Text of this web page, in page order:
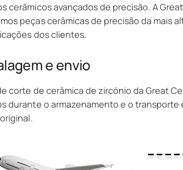
cerâmicos avançados de precisão. A
peças cerâmicas de precisão da mais
dos clientes.
e envio
corte de cerâmica de zircónio da Great
durante o armazenamento e o